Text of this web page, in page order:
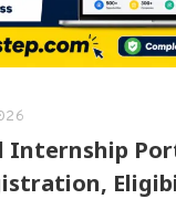
Internship